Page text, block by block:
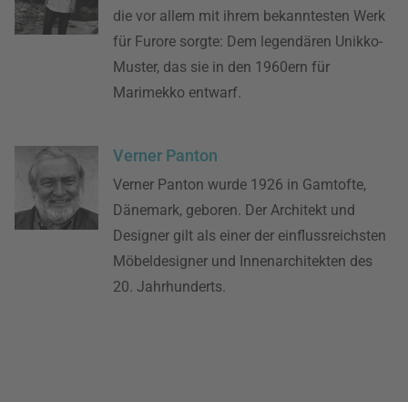
die vor allem mit ihrem bekanntesten Werk
für Furore sorgte: Dem legendären Unikko-
Muster, das sie in den 1960ern für
Marimekko entwarf.
Verner Panton
Verner Panton wurde 1926 in Gamtofte,
Dänemark, geboren. Der Architekt und
Designer gilt als einer der einflussreichsten
Möbeldesigner und Innenarchitekten des
20. Jahrhunderts.